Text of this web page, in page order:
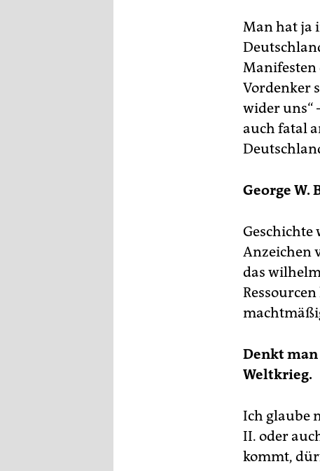
Man hat ja
Manifesten
Vordenker
wider uns“
auch fatal
George W.
Anzeichen
das
Denkt
Weltkrieg.
Ich glaube
II. oder
kommt,